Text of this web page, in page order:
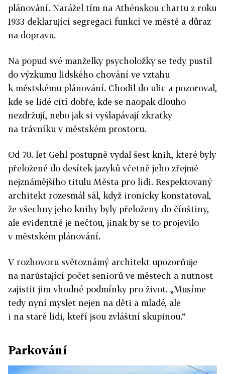
plánování. Narážel tím na Athénskou chartu z roku
1933 deklarující segregaci funkcí ve městě a důraz
na dopravu.
Na popud své manželky psycholožky se tedy pustil
do výzkumu lidského chování ve vztahu
k městskému plánování. Chodil do ulic a pozoroval,
kde se lidé cítí dobře, kde se naopak dlouho
nezdržují, nebo jak si vyšlapávají zkratky
na trávníku v městském prostoru.
Od 70. let Gehl postupně vydal šest knih, které byly
přeložené do desítek jazyků včetně jeho zřejmě
nejznámějšího titulu Města pro lidi. Respektovaný
architekt rozesmál sál, když ironicky konstatoval,
že všechny jeho knihy byly přeloženy do čínštiny,
ale evidentně je nečtou, jinak by se to projevilo
v městském plánování.
V rozhovoru světoznámý architekt upozorňuje
na narůstající počet seniorů ve městech a nutnost
zajistit jim vhodné podmínky pro život. „Musíme
tedy nyní myslet nejen na děti a mladé, ale
i na staré lidi, kteří jsou zvláštní skupinou.“
Parkování